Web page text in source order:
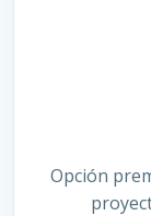
Opción